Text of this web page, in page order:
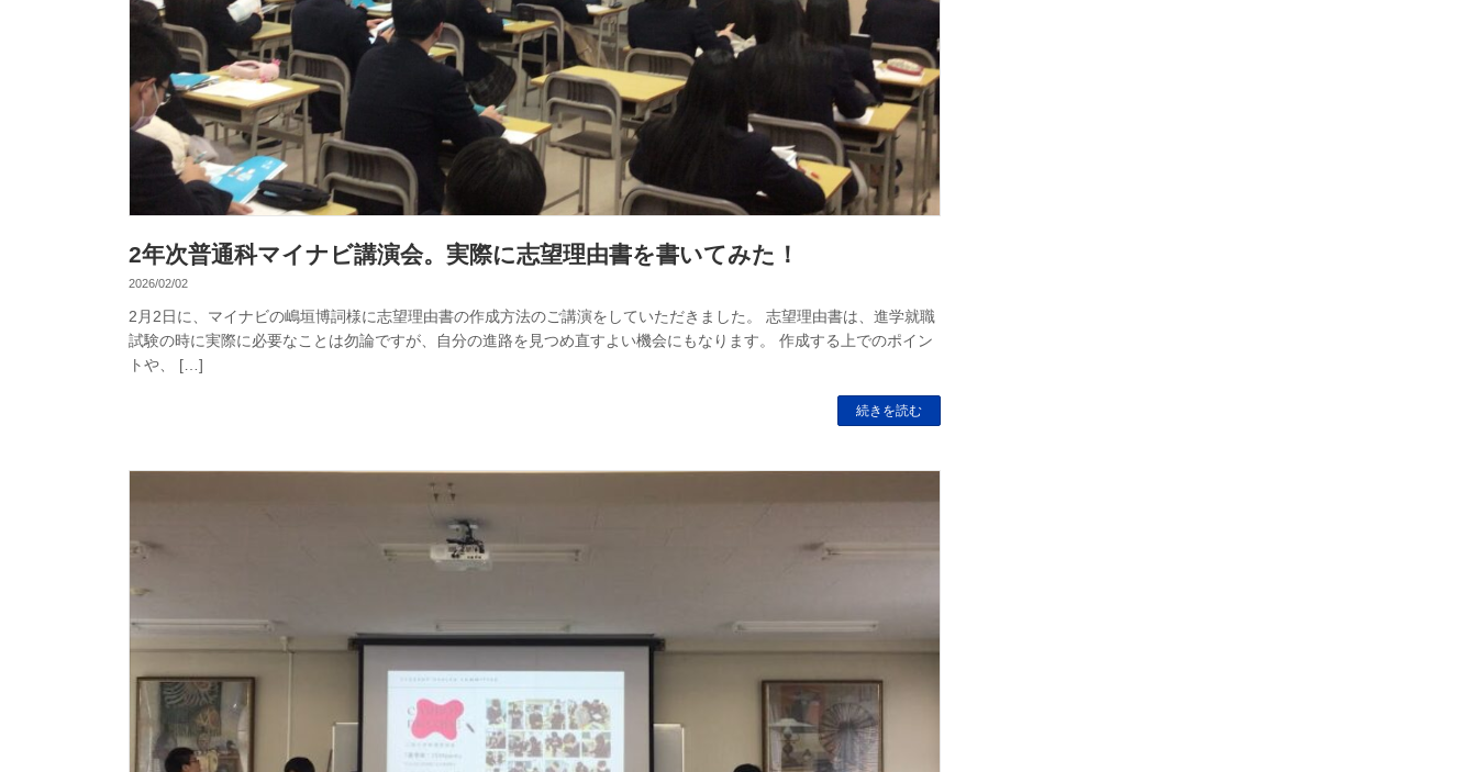
2年次普通科マイナビ講演会。実際に志望理由書を書いてみた！
2026/02/02
2月2日に、マイナビの嶋垣博詞様に志望理由書の作成方法のご講演をしていただきました。 志望理由書は、進学就職
試験の時に実際に必要なことは勿論ですが、自分の進路を見つめ直すよい機会にもなります。 作成する上でのポイン
トや、 […]
続きを読む